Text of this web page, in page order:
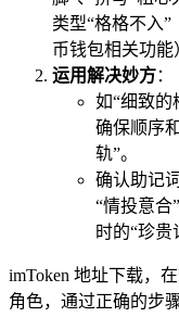
类型“格格不入
币钱包相关功能
运用解决妙方：
如“细致的
确保顺序
轨”。
确认助记
“情投意合
时的“珍贵
imToken 地址下载，
角色，通过正确的步